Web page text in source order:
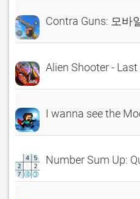
Contra Guns: 모바
Alien Shooter -
I wanna see the
Number Sum Up: